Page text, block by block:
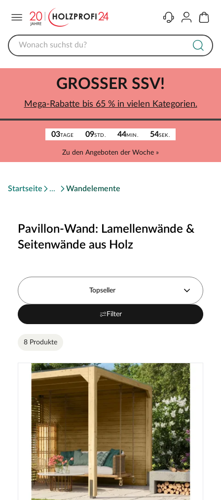
KontaktKonto
03TAGE 09STD. 44MIN. 54SEK.
Zu den Angeboten der Woche »
GROSSER SSV!
Mega-Rabatte bis 65 % in vielen Kategorien.
Startseite Wandelemente
Pavillon-Wand: Lamellenwände &
Seitenwände aus Holz
Topseller
Filter
8 Produkte